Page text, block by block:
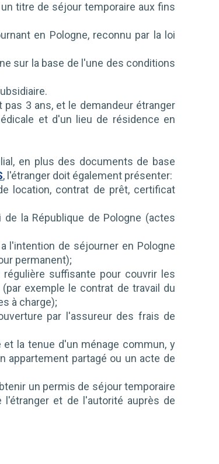
titre de séjour temporaire aux fins
en Pologne, reconnu par la loi
sur la base de l'une des conditions
3 ans, et le demandeur étranger
et d'un lieu de résidence en
en plus des documents de base
, l'étranger doit également présenter:
location, contrat de prêt, certificat
la République de Pologne (actes
l'intention de séjourner en Pologne
permanent);
suffisante pour couvrir les
exemple le contrat de travail du
à charge);
par l'assureur des frais de
la tenue d'un ménage commun, y
appartement partagé ou un acte de
un permis de séjour temporaire
et de l'autorité auprès de